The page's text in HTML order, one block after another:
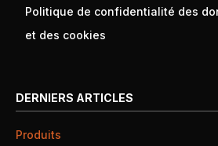
Politique de confidentialité des
et des cookies
DERNIERS ARTICLES
Produits